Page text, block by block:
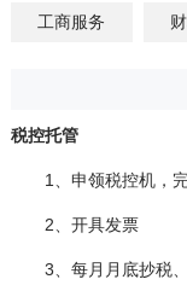
工商服务
税控托管
1、申领税控机，完
2、开具发票
3、每月月底抄税